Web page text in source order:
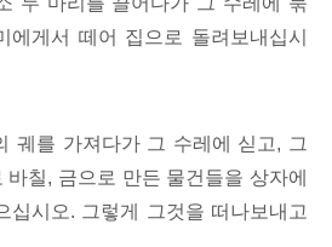
에게서 떼어 집으로 돌려보내십시
궤를 가져다가 그 수레에 싣고, 그
바칠, 금으로 만든 물건들을 상자에
십시오. 그렇게 그것을 떠나보내고